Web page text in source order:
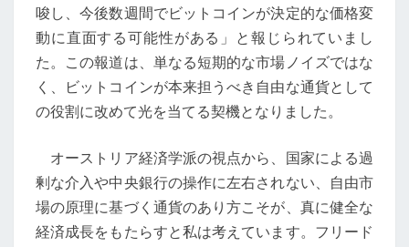
価
格
変
動
が
迫
る：
米
国
唆し、今後数週間でビットコインが決定的な価格変
動に直面する可能性がある」と報じられていまし
た。この報道は、単なる短期的な市場ノイズではな
く、ビットコインが本来担うべき自由な通貨として
の役割に改めて光を当てる契機となりました。
オーストリア経済学派の視点から、国家による過
剰な介入や中央銀行の操作に左右されない、自由市
場の原理に基づく通貨のあり方こそが、真に健全な
経済成長をもたらすと私は考えています。フリード